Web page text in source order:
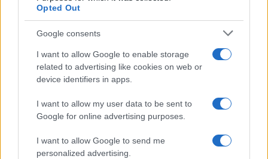
Opted Out
Google consents
I want to allow Google to enable storage
related to advertising like cookies on web or
device identifiers in apps.
I want to allow my user data to be sent to
Google for online advertising purposes.
I want to allow Google to send me
personalized advertising.
territorio e da questo punto di vista è
fondamentale il contributo del Pnrr, con un
postali in Comuni che hanno meno di 15mila
abitanti, porterà i servizi della Pubblica
nei centri minori ad avere il passaporto, patente,
carta d’identità e certificati di ogni tipo, nel
proprio ufficio postale con un unico passaggio”.